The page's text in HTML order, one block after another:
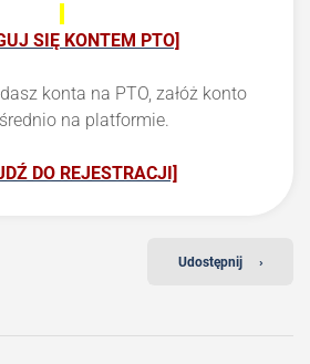
SIĘ KONTEM PTO]
konta na PTO, załóż konto
na platformie.
DO REJESTRACJI]
Udostępnij ›